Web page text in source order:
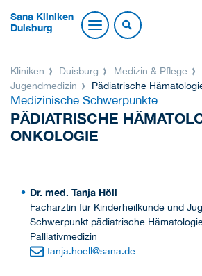
Sana Kliniken
Duisburg
Kliniken Duisburg Medizin & Pflege
Jugendmedizin
Pädiatrische
Medizinische Schwerpunkte
PÄDIATRISCHE
ONKOLOGIE
Dr. med. Tanja Höll
Fachärztin für Kinderheilkunde und
Schwerpunkt pädiatrische
Palliativmedizin
tanja.hoell@sana.de